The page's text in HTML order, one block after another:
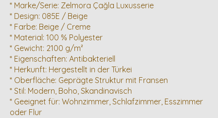
* Marke/Serie: Zelmora Çağla Luxusserie
* Design: 085E / Beige
* Farbe: Beige / Creme
* Material: 100 % Polyester
* Gewicht: 2100 g/m²
* Eigenschaften: Antibakteriell
* Herkunft: Hergestellt in der Türkei
* Oberfläche: Geprägte Struktur mit Fransen
* Stil: Modern, Boho, Skandinavisch
* Geeignet für: Wohnzimmer, Schlafzimmer, Esszimmer
oder Flur